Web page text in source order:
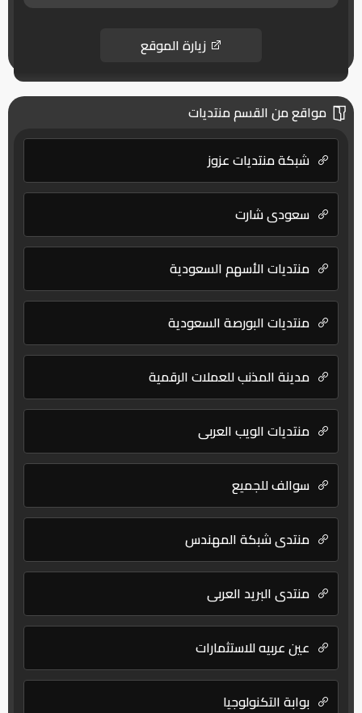
زيارة الموقع
مواقع من القسم منتديات
شبكة منتديات عزوز
سعودي شارت
منتديات الأسهم السعودية
منتديات البورصة السعودية
مدينة المذنب للعملات الرقمية
منتديات الويب العربي
سوالف للجميع
منتدى شبكة المهندس
منتدى البريد العربي
عين عربيه للاستثمارات
بوابة التكنولوجيا